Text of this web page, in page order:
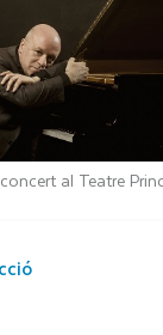
al Teatre